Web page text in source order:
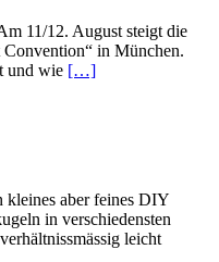
11/12. August steigt die
in München.
und wie […]
kleines aber feines DIY
in verschiedensten
leicht